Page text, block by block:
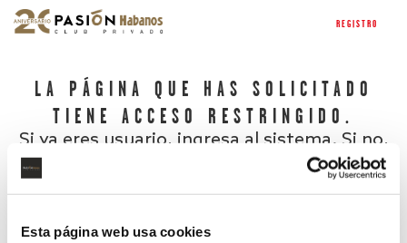
Esta página web usa cookies
REGISTRO
LA PÁGINA QUE HAS SOLICITADO
TIENE ACCESO RESTRINGIDO.
Si ya eres usuario, ingresa al sistema. Si no,